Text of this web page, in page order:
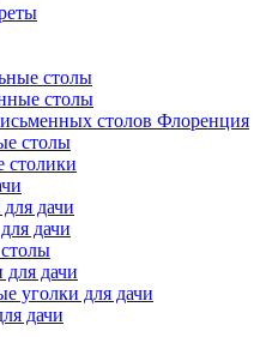
столы
столы
столов Флоренция
столы
столики
дачи
дачи
для дачи
уголки для дачи
дачи